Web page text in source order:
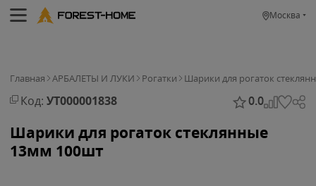
Москва
Главная АРБАЛЕТЫ И ЛУКИ Рогатки Шарики для рогаток
Код: УТ000001838 0.0
Шарики для рогаток стеклянные
13мм 100шт